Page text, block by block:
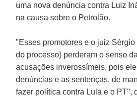
uma nova denúncia contra Luiz
na causa sobre o Petrolão.
"Esses promotores e o juiz
do processo) perderam o senso
acusações inverossímeis, pois
denúncias e as sentenças, de
fazer política contra Lula e o PT",